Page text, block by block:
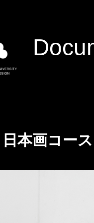
本画コース